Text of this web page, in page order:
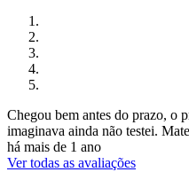
Chegou bem antes do prazo, o
imaginava ainda não testei.
há mais de 1 ano
Ver todas as avaliações